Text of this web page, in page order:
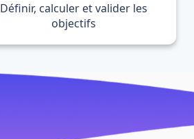
Définir, calculer et valider les
objectifs